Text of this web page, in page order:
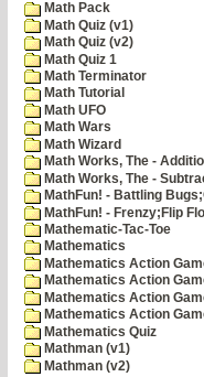
Math Pack
Math Quiz (v1)
Math Quiz (v2)
Math Quiz 1
Math Terminator
Math Tutorial
Math UFO
Math Wars
Math Wizard
Math Works, The -
Math Works, The -
MathFun! - Battling
MathFun! - Frenzy;Flip
Mathematic-Tac-Toe
Mathematics
Mathematics Action
Mathematics Action
Mathematics Action
Mathematics Action
Mathematics Quiz
Mathman (v1)
Mathman (v2)